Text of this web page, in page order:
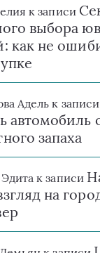
к записи
выбора
как не
Адель к записи
автомобиль
запаха
к записи
на